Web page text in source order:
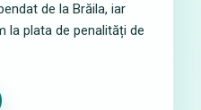
de la Brăila, iar
la plata de penalități de